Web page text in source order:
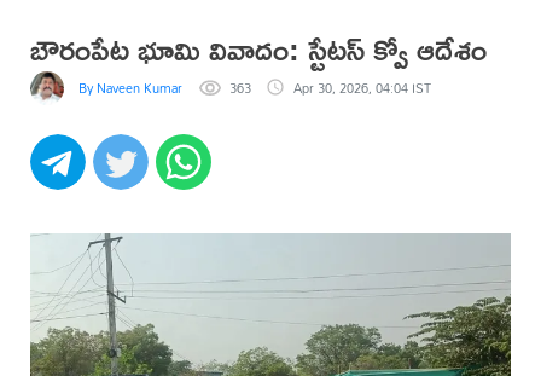
బౌరంపేట భూమి వివాదం: స్టేటస్ క్వో ఆదేశం
By Naveen Kumar 363 Apr 30, 2026, 04:04 IST